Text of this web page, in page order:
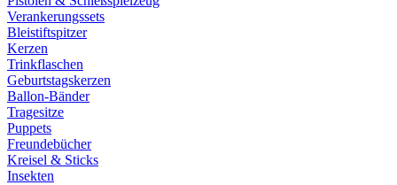
Verankerungssets
Bleistiftspitzer
Kerzen
Trinkflaschen
Geburtstagskerzen
Ballon-Bänder
Tragesitze
Puppets
Freundebücher
Kreisel & Sticks
Insekten